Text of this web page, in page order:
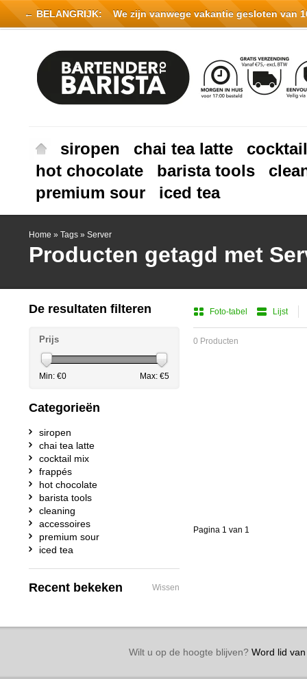
siropen chai tea latte
hot chocolate
barista tools
premium sour
iced tea
Home » Tags » Server
Producten getagd met
Foto-tabel Lijst
0 Producten
Pagina 1 van 1
De resultaten filteren
Prijs
Min: €0 Max: €5
Categorieën
siropen
chai tea latte
cocktail mix
frappés
hot chocolate
barista tools
cleaning
accessoires
premium sour
iced tea
Recent bekeken Wissen
Wilt u op de hoogte blijven?Word lid van
← BELANGRIJK: We zijn vanwege vakantie gesloten van